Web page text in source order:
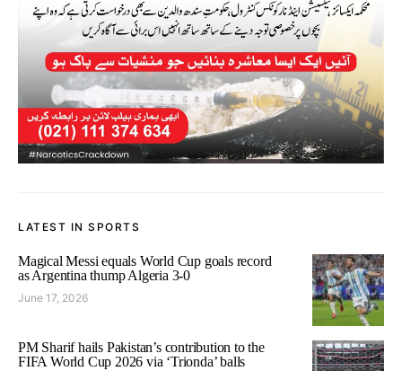
LATEST IN SPORTS
Magical Messi equals World Cup goals record
as Argentina thump Algeria 3-0
June 17, 2026
PM Sharif hails Pakistan’s contribution to the
FIFA World Cup 2026 via ‘Trionda’ balls